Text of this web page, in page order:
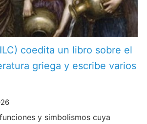
coedita un libro sobre el
griega y escribe varios
y simbolismos cuya